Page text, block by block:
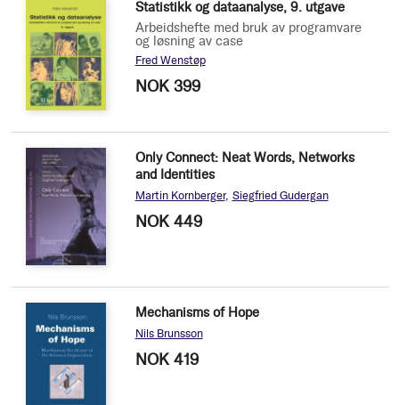
Statistikk og dataanalyse, 9. utgave
Arbeidshefte med bruk av programvare
og løsning av case
Fred Wenstøp
NOK 399
Only Connect: Neat Words, Networks
and Identities
Martin Kornberger Siegfried Gudergan
NOK 449
Mechanisms of Hope
Nils Brunsson
NOK 419